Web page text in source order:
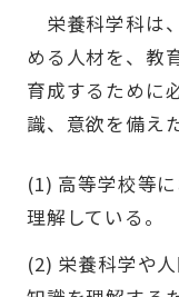
栄養科学科は
める人材を、教
育成するために
識、意欲を備え
(1) 高等学校等
理解している。
(2) 栄養科学や